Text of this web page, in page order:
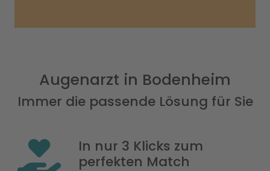
Augenarzt in Bodenheim
Immer die passende Lösung für Sie
In nur 3 Klicks zum
perfekten Match